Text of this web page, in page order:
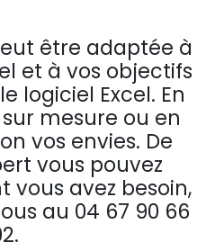
être adaptée à
et à vos objectifs
logiciel Excel. En
mesure ou en
vos envies. De
vous pouvez
vous avez besoin,
au 04 67 90 66